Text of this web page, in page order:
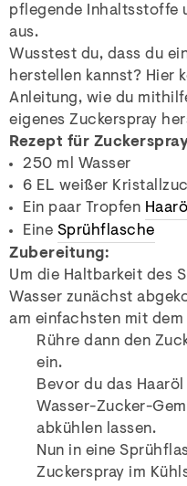
pflegende Inhaltsstoffe
aus.
Wusstest du, dass du
herstellen kannst? Hier
Anleitung, wie du
eigenes Zuckerspray
Rezept für
250 ml Wasser
6 EL weißer
Ein paar Tropfen
Eine Sprühflasche
Zubereitung:
Um die Haltbarkeit des
Wasser zunächst
am einfachsten mit dem
Rühre dann den
ein.
Bevor du das
Wasser-Zucker-
abkühlen lassen.
Nun in eine
Zuckerspray im